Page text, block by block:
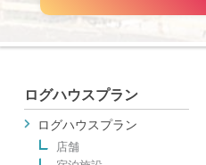
ログハウスプラン
ログハウスプラン
店舗